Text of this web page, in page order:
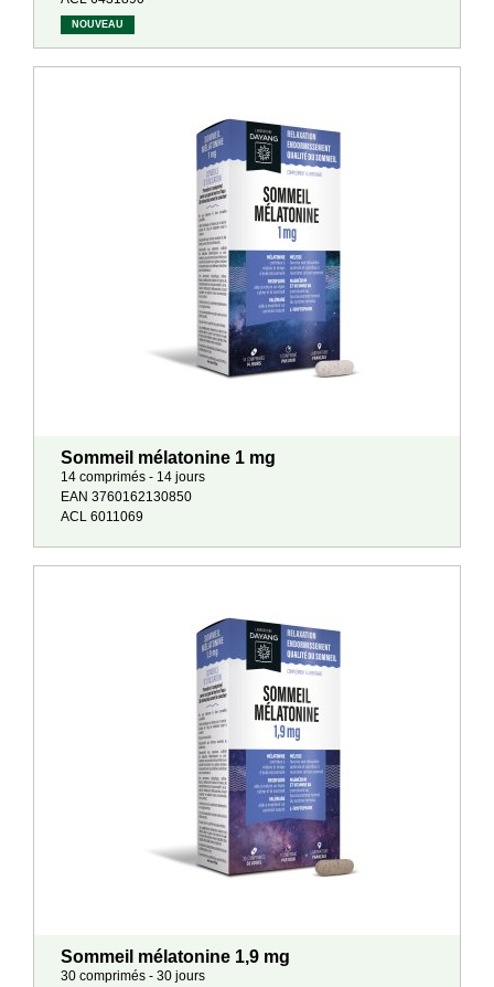
NOUVEAU
Sommeil mélatonine 1 mg
14 comprimés - 14 jours
EAN 3760162130850
ACL 6011069
Sommeil mélatonine 1,9 mg
30 comprimés - 30 jours